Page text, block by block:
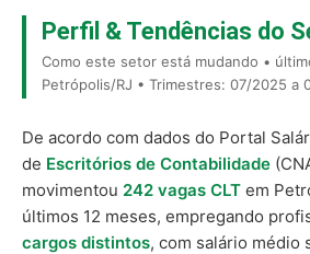
Perfil & Tendências do
Como este setor está mudando •
Petrópolis/RJ • Trimestres: 07/2025 a
De acordo com dados do Portal
de Escritórios de Contabilidade
movimentou 242 vagas CLT em
últimos 12 meses, empregando
cargos distintos, com salário médio